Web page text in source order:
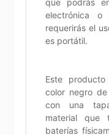
electrónica o
requerirás el
es portátil.
Este
color negro
con una
material que
baterías